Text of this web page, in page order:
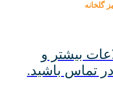
گلخانه
بیشتر و
تماس باشید.